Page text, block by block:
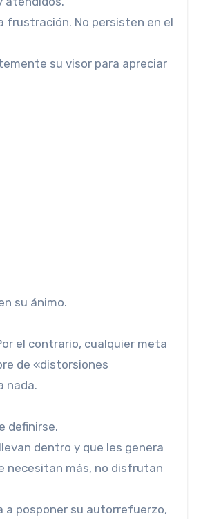
frustración. No persisten en el
su visor para apreciar
su ánimo.
el contrario, cualquier meta
de «distorsiones
nada.
definirse.
dentro y que les genera
necesitan más, no disfrutan
a posponer su autorrefuerzo,